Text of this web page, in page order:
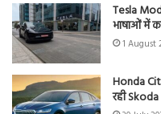
Tesla
भाषाओं में
1 August
Honda
रही